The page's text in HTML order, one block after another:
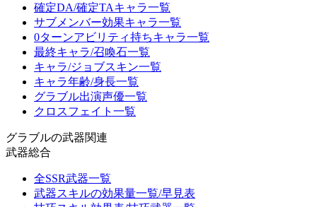
確定DA/確定TAキャラ一覧
サブメンバー効果キャラ一覧
0ターンアビリティ持ちキャラ一覧
最終キャラ/召喚石一覧
キャラ/ジョブスキン一覧
キャラ年齢/身長一覧
グラブル出演声優一覧
クロスフェイト一覧
グラブルの武器関連
武器総合
全SSR武器一覧
武器スキルの効果量一覧/早見表